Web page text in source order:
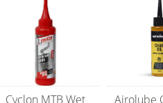
Cyclon MTB Wet
Airolube